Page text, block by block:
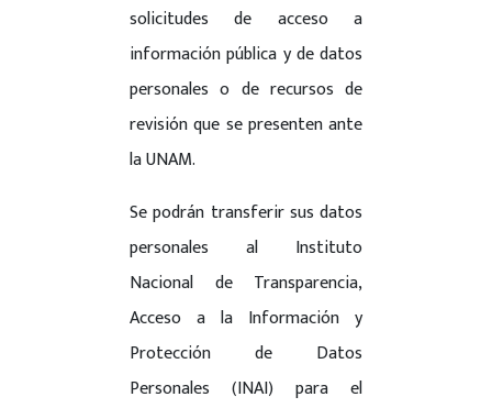
solicitudes de acceso a
información pública y de datos
personales o de recursos de
revisión que se presenten ante
la UNAM.
Se podrán transferir sus datos
personales al Instituto
Nacional de Transparencia,
Acceso a la Información y
Protección de Datos
Personales (INAI) para el